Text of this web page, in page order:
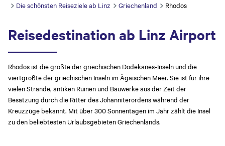
Die schönsten Reiseziele ab Linz
Griechenland Rhodos
Reisedestination ab Linz Airport
Rhodos ist die größte der griechischen Dodekanes-Inseln und die
viertgrößte der griechischen Inseln im Ägäischen Meer. Sie ist für ihre
vielen Strände, antiken Ruinen und Bauwerke aus der Zeit der
Besatzung durch die Ritter des Johanniterordens während der
Kreuzzüge bekannt. Mit über 300 Sonnentagen im Jahr zählt die Insel
zu den beliebtesten Urlaubsgebieten Griechenlands.